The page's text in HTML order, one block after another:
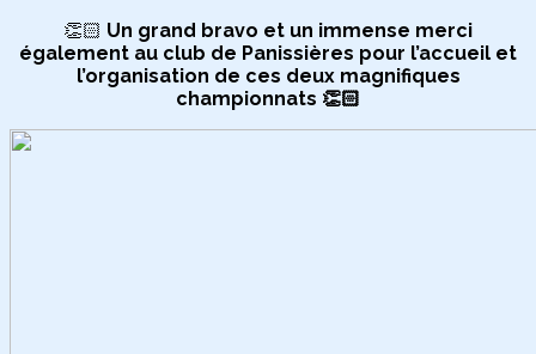
👏🏻 Un grand bravo et un immense merci
également au club de Panissières pour l’accueil et
l’organisation de ces deux magnifiques
championnats 👏🏻